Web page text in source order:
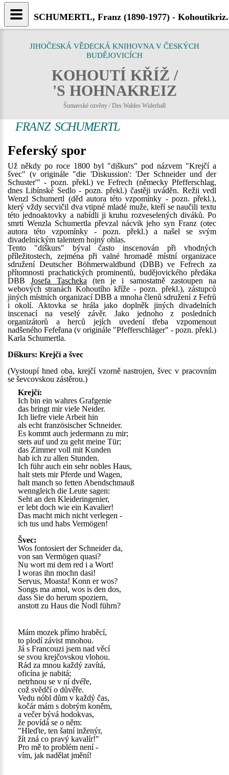
JIHOČESKÁ VĚDECKÁ KNIHOVNA V ČESKÝCH
BUDĚJOVICÍCH
KOHOUTÍ KŘÍŽ /
'S HOHNAKREIZ
Šumavské ozvěny / Des Waldes Widerhall
FRANZ SCHUMERTL
Feferský spor
Už někdy po roce 1800 byl "diškurs" pod názvem "Krejčí a
švec" (v originále "die 'Diskussion': 'Der Schneider und der
Schuster'" - pozn. překl.) ve Fefrech (německy Pfefferschlag,
dnes Libínské Sedlo - pozn. překl.) častěji uváděn. Režii vedl
Wenzl Schumertl (děd autora této vzpomínky - pozn. překl.),
který vždy secvičil dva vtipné mladé muže, kteří se naučili textu
této jednoaktovky a nabídli ji kruhu rozveselených diváků. Po
smrti Wenzla Schumertla převzal nácvik jeho syn Franz (otec
autora této vzpomínky - pozn. překl.) a našel se svým
divadelnickým talentem hojný ohlas.
Tento "diškurs" býval často inscenován při vhodných
příležitostech, zejména při valné hromadě místní organizace
sdružení Deutscher Böhmerwaldbund (DBB) ve Fefrech za
přítomnosti prachatických prominentů, budějovického předáka
DBBJosefa Tascheka (ten je i samostatně zastoupen na
webových stranách Kohoutího kříže - pozn. překl.), zástupců
jiných místních organizací DBB a mnoha členů sdružení z Fefrů
i okolí. Aktovka se hrála jako doplněk jiných divadelních
inscenací na veselý závěr. Jako jednoho z posledních
organizátorů a herců jejích uvedení třeba vzpomenout
nadšeného Fefeřana (v originále "Pfefferschläger" - pozn. překl.)
Karla Schumertla.
Diškurs: Krejčí a švec
(Vystoupí hned oba, krejčí vzorně nastrojen, švec v pracovním
se ševcovskou zástěrou.)
Krejčí:
Ich bin ein wahres Grafgenie
das bringt mir viele Neider.
Ich liefre viele Arbeit hin
als echt französischer Schneider.
Es kommt auch jedermann zu mir;
stets auf und zu geht meine Tür;
das Zimmer voll mit Kunden
hab ich zu allen Stunden.
Ich führ auch ein sehr nobles Haus,
halt stets mir Pferde und Wagen,
halt manch so fetten Abendschmauß
wenngleich die Leute sagen:
Seht an den Kleideringenier,
er lebt doch wie ein Kavalier!
Das macht mich nicht verlegen -
ich tus und habs Vermögen!
Švec:
Wos fontosiert der Schneider da,
von san Vermögen quasi?
Nu wort mi dem red i a Wort!
I woras ihn mochn dasi!
Servus, Moasta! Konn er wos?
Songs ma amol, wos is den dos,
dass Sie do herum spoziern,
anstott zu Haus die Nodl führn?
Mám mozek přímo hraběcí,
to plodí závist mnohou.
Já s Francouzi jsem nad věcí
se svou krejčovskou vlohou.
Rád za mnou každý zavítá,
oficína je nabitá;
netrhnou se v ní dvéře,
což svědčí o důvěře.
Vedu nóbl dům v každý čas,
kočár mám s dobrým koněm,
a večer bývá hodokvas,
že povídá se o něm:
"Hleďte, ten šatní inženýr,
žít zná co pravý kavalír!"
Pro mě to problém není -
vím, jak nadělat jmění!
SCHUMERTL, Franz (1890-1977) -